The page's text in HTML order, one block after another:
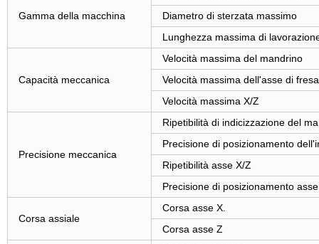
Gamma della macchina
Diametro di sterzata massimo
Lunghezza massima di
Capacità meccanica
Velocità massima del mandrino
Velocità massima dell'asse di
Velocità massima X/Z
Precisione meccanica
Ripetibilità di indicizzazione del
Precisione di posizionamento
Ripetibilità asse X/Z
Precisione di posizionamento
Corsa assiale
Corsa asse X.
Corsa asse Z